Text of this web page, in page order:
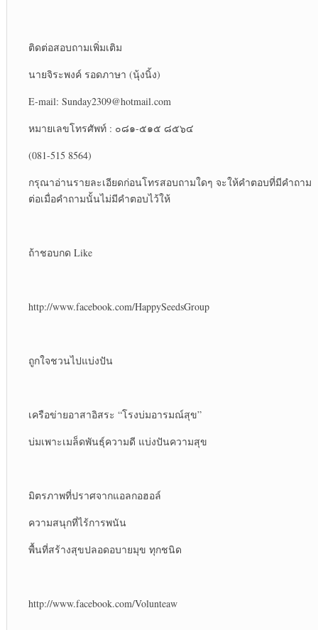
ติดต่อสอบถามเพิ่มเติม
นายจิระพงค์ รอดภาษา (นุ้งนิ้ง)
E-mail: Sunday2309@hotmail.com
หมายเลขโทรศัพท์ : ๐๘๑-๕๑๕ ๘๕๖๔
(081-515 8564)
กรุณาอ่านรายละเอียดก่อนโทรสอบถามใดๆ จะให้คำตอบที่มีคำถาม
ต่อเมื่อคำถามนั้นไม่มีคำตอบไว้ให้
ถ้าชอบกด Like
http://www.facebook.com/HappySeedsGroup
ถูกใจชวนไปแบ่งปัน
เครือข่ายอาสาอิสระ “โรงบ่มอารมณ์สุข”
บ่มเพาะเมล็ดพันธุ์ความดี แบ่งปันความสุข
มิตรภาพที่ปราศจากแอลกอฮอล์
ความสนุกที่ไร้การพนัน
พื้นที่สร้างสุขปลอดอบายมุข ทุกชนิด
http://www.facebook.com/Volunteaw